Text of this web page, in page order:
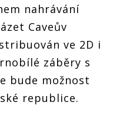
nahrávání
Caveův
ve 2D i
záběry s
bude možnost
republice.